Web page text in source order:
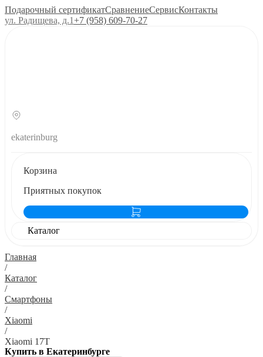
Подарочный сертификатСравнениеСервисКонтакты
ул. Радищева, д.1+7 (958) 609‑70‑27
ekaterinburg
Корзина
Приятных покупок
Каталог
Главная
/
Каталог
/
Смартфоны
/
Xiaomi
/
Xiaomi 17T
Купить в Екатеринбурге